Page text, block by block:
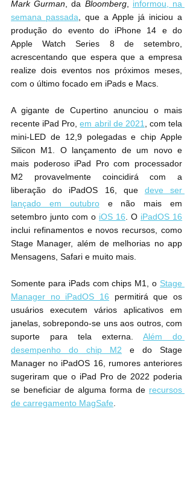
Mark Gurman , da Bloomberg, informou, na
semana passada , que a Apple já iniciou a
produção do evento do iPhone 14 e do
Apple Watch Series 8 de setembro,
acrescentando que espera que a empresa
realize dois eventos nos próximos meses,
com o último focado em ‌iPads‌ e Macs.
A gigante de Cupertino anunciou o mais
recente ‌iPad Pro‌, em abril de 2021
, com tela
mini-LED de 12,9 polegadas e chip Apple
Silicon M1. O lançamento de um novo e
mais poderoso ‌iPad Pro‌ com ‌processador
M2‌ provavelmente coincidirá com a
liberação do iPadOS 16, que deve ser
lançado em outubro e não mais em
setembro junto com o iOS 16
inclui refinamentos e novos recursos, como
Stage Manager, além de melhorias no app
Mensagens, Safari e muito mais.
Somente para iPads com chips M1, o Stage
permitirá que os
usuários executem vários aplicativos em
janelas, sobrepondo-se uns aos outros, com
suporte para tela externa. Além do
desempenho do chip M2 e do Stage
Manager no ‌iPadOS 16‌, rumores anteriores
sugeriram que o iPad Pro de 2022 poderia
se beneficiar de alguma forma de recursos
de carregamento MagSafe